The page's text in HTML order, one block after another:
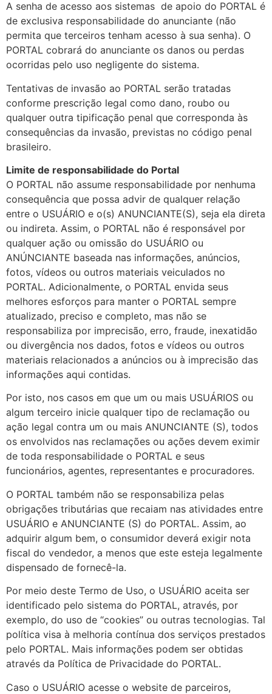
A senha de acesso aos sistemas de apoio do PORTAL é
de exclusiva responsabilidade do anunciante (não
permita que terceiros tenham acesso à sua senha). O
PORTAL cobrará do anunciante os danos ou perdas
ocorridas pelo uso negligente do sistema.
Tentativas de invasão ao PORTAL serão tratadas
conforme prescrição legal como dano, roubo ou
qualquer outra tipificação penal que corresponda às
consequências da invasão, previstas no código penal
brasileiro.
Limite de responsabilidade do Portal
O PORTAL não assume responsabilidade por nenhuma
consequência que possa advir de qualquer relação
entre o USUÁRIO e o(s) ANUNCIANTE(S), seja ela direta
ou indireta. Assim, o PORTAL não é responsável por
qualquer ação ou omissão do USUÁRIO ou
ANÚNCIANTE baseada nas informações, anúncios,
fotos, vídeos ou outros materiais veiculados no
PORTAL. Adicionalmente, o PORTAL envida seus
melhores esforços para manter o PORTAL sempre
atualizado, preciso e completo, mas não se
responsabiliza por imprecisão, erro, fraude, inexatidão
ou divergência nos dados, fotos e vídeos ou outros
materiais relacionados a anúncios ou à imprecisão das
informações aqui contidas.
Por isto, nos casos em que um ou mais USUÁRIOS ou
algum terceiro inicie qualquer tipo de reclamação ou
ação legal contra um ou mais ANUNCIANTE (S), todos
os envolvidos nas reclamações ou ações devem eximir
de toda responsabilidade o PORTAL e seus
funcionários, agentes, representantes e procuradores.
O PORTAL também não se responsabiliza pelas
obrigações tributárias que recaiam nas atividades entre
USUÁRIO e ANUNCIANTE (S) do PORTAL. Assim, ao
adquirir algum bem, o consumidor deverá exigir nota
fiscal do vendedor, a menos que este esteja legalmente
dispensado de fornecê-la.
Por meio deste Termo de Uso, o USUÁRIO aceita ser
identificado pelo sistema do PORTAL, através, por
exemplo, do uso de “cookies” ou outras tecnologias. Tal
política visa à melhoria contínua dos serviços prestados
pelo PORTAL. Mais informações podem ser obtidas
através da Política de Privacidade do PORTAL.
Caso o USUÁRIO acesse o website de parceiros,